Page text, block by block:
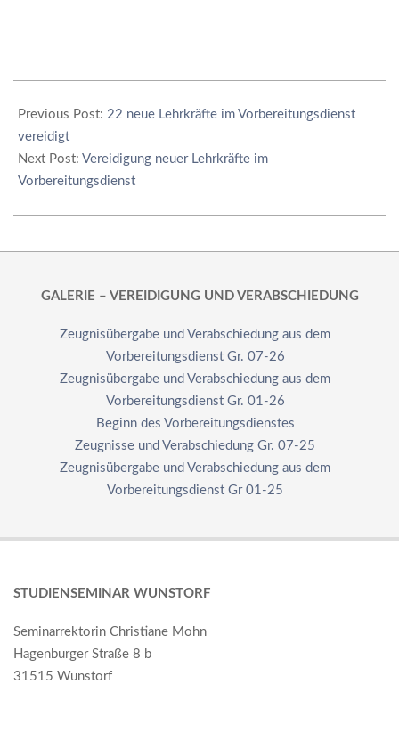
01-
28
Previous Post: 22 neue Lehrkräfte im Vorbereitungsdienst
vereidigt
Next Post: Vereidigung neuer Lehrkräfte im
Vorbereitungsdienst
GALERIE – VEREIDIGUNG UND VERABSCHIEDUNG
Zeugnisübergabe und Verabschiedung aus dem
Vorbereitungsdienst Gr. 07-26
Zeugnisübergabe und Verabschiedung aus dem
Vorbereitungsdienst Gr. 01-26
Beginn des Vorbereitungsdienstes
Zeugnisse und Verabschiedung Gr. 07-25
Zeugnisübergabe und Verabschiedung aus dem
Vorbereitungsdienst Gr 01-25
STUDIENSEMINAR WUNSTORF
Seminarrektorin Christiane Mohn
Hagenburger Straße 8 b
31515 Wunstorf